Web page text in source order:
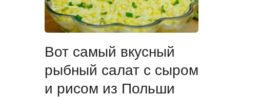
Вот самый вкусный
рыбный салат с сыром
и рисом из Польши